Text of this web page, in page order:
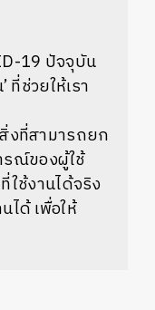
19 ปัจจุบัน
ที่ช่วยให้เรา
งที่สามารถยก
รณ์ของผู้ใช้
ใช้งานได้จริง
ได้ เพื่อให้